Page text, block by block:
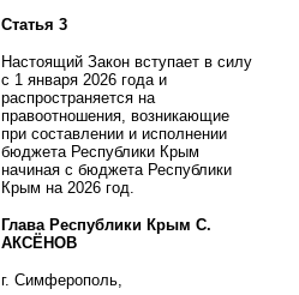
Статья 3
Настоящий Закон вступает в силу
с 1 января 2026 года и
распространяется на
правоотношения, возникающие
при составлении и исполнении
бюджета Республики Крым
начиная с бюджета Республики
Крым на 2026 год.
Глава Республики Крым С.
АКСЁНОВ
г. Симферополь,